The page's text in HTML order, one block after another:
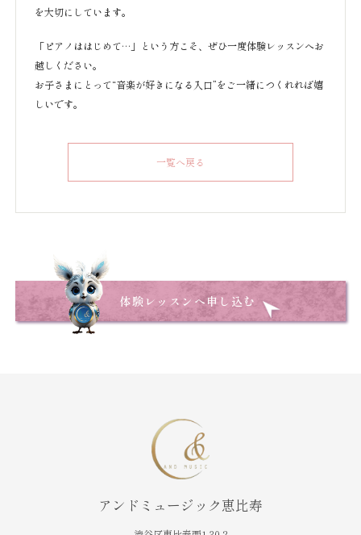
を大切にしています。
「ピアノははじめて…」という方こそ、ぜひ一度体験レッスンへお
越しください。
お子さまにとって“音楽が好きになる入口”をご一緒につくれれば嬉
しいです。
一覧へ戻る
体験レッスンへ申し込む
アンドミュージック恵比寿